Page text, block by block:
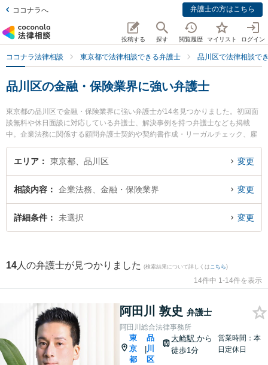
ココナラへ 弁護士の方はこちら
投稿する 探す 閲覧履歴 マイリスト ログイン
ココナラ法律相談 東京都で法律相談できる弁護士 品川区で法律相談で
品川区の金融・保険業界に強い弁護士
東京都の品川区で金融・保険業界に強い弁護士が14名見つかりました。初回面
談無料や休日面談に対応している弁護士、解決事例を持つ弁護士なども掲載
中。企業法務に関係する顧問弁護士契約や契約書作成・リーガルチェック、雇
用契約書・就業規則作成等の細かな分野での絞り込み検索もでき便利です。特
に阿田川総合法律事務所の阿田川 敦史弁護士や江﨑法律事務所の江﨑 裕久弁護
生した金融・保険業界のトラブルを今すぐに弁護士に相談したい』『金融・保
険業界のトラブル解決の実績豊富な近くの弁護士を検索したい』『初回相談無
料で金融・保険業界を法律相談できる品川区内の弁護士に相談予約したい』な
エリア 東京都、品川区 変更
相談内容 企業法務、金融・保険業界 変更
詳細条件 未選択 変更
14 人の弁護士が見つかりました (検索結果について詳しくは こちら)
14件中 1-14件を表示
阿田川 敦史 弁護士
阿田川総合法律事務所
東
京
都
|
品
川
区
大崎駅から
徒歩1分
営業時間：本
日定休日